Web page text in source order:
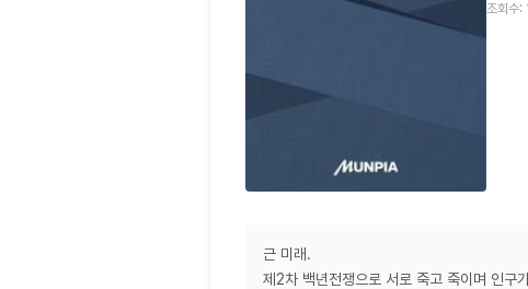
조회수
근 미래.
제2차 백년전쟁으로 서로 죽고 죽이며 인구